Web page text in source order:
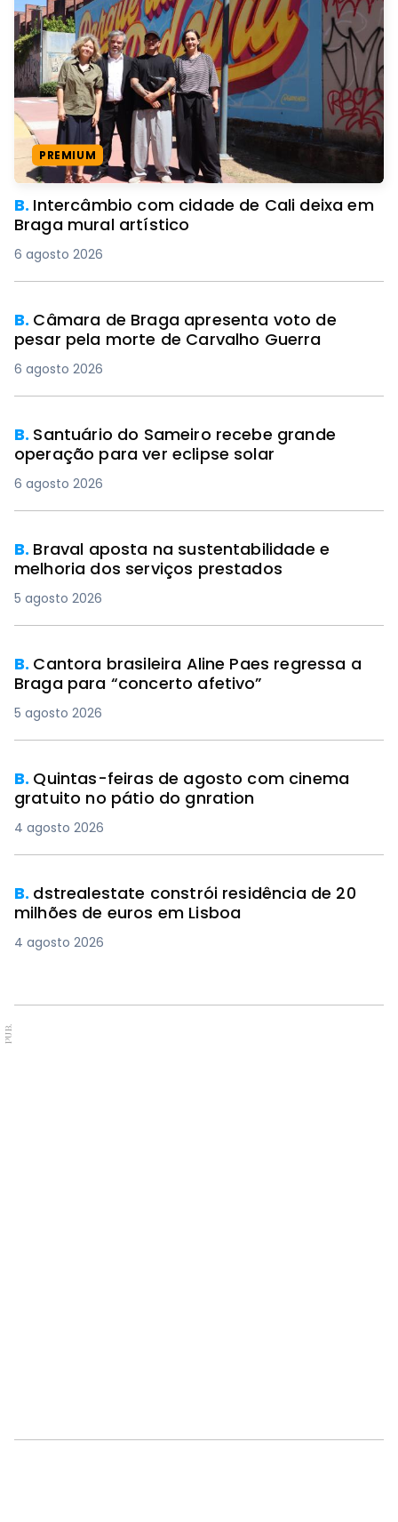
PREMIUM
B. Intercâmbio com cidade de Cali deixa em
Braga mural artístico
6 agosto 2026
B. Câmara de Braga apresenta voto de
pesar pela morte de Carvalho Guerra
6 agosto 2026
B. Santuário do Sameiro recebe grande
operação para ver eclipse solar
6 agosto 2026
B. Braval aposta na sustentabilidade e
melhoria dos serviços prestados
5 agosto 2026
B. Cantora brasileira Aline Paes regressa a
Braga para “concerto afetivo”
5 agosto 2026
B. Quintas-feiras de agosto com cinema
gratuito no pátio do gnration
4 agosto 2026
B. dstrealestate constrói residência de 20
milhões de euros em Lisboa
4 agosto 2026
PUB.